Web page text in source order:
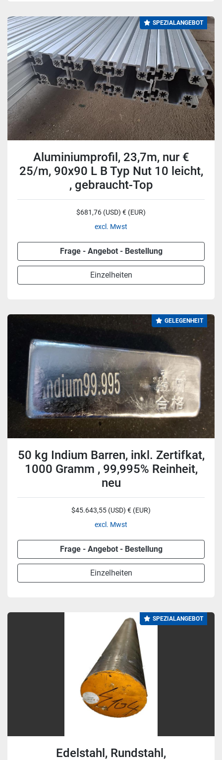
SPEZIALANGEBOT
Aluminiumprofil, 23,7m, nur €
25/m, 90x90 L B Typ Nut 10 leicht,
, gebraucht-Top
$681,76 (USD) € (EUR)
excl. Mwst
Frage - Angebot - Bestellung
Einzelheiten
GELEGENHEIT
50 kg Indium Barren, inkl. Zertifkat,
1000 Gramm , 99,995% Reinheit,
neu
$45.643,55 (USD) € (EUR)
excl. Mwst
Frage - Angebot - Bestellung
Einzelheiten
SPEZIALANGEBOT
Edelstahl, Rundstahl,